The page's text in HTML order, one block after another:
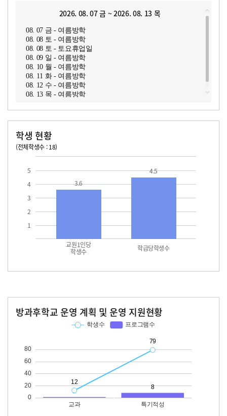
2026. 08. 07 금 ~ 2026. 08. 13 목
08. 07 금 - 여름방학
08. 08 토 - 여름방학
08. 08 토 - 토요휴업일
08. 09 일 - 여름방학
08. 10 월 - 여름방학
08. 11 화 - 여름방학
08. 12 수 - 여름방학
08. 13 목 - 여름방학
학생 현황
(전체학생수 : 18)
1
2
3
4
5
교원1인당
학생수 학급당학생수
3.6
4.5
방과후학교 운영 계획 및 운영 지원현황